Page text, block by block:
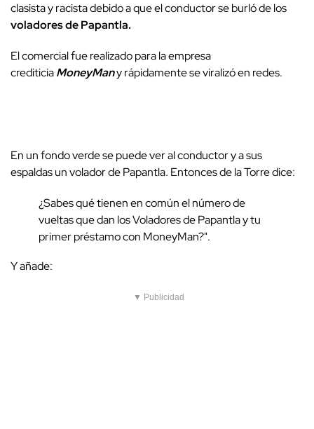
clasista y racista debido a que el conductor se burló de los
voladores de Papantla.
El comercial fue realizado para la empresa
crediticiaMoneyMany rápidamente se viralizó en redes.
En un fondo verde se puede ver al conductor y a sus
espaldas un volador de Papantla. Entonces de la Torre dice:
¿Sabes qué tienen en común el número de
vueltas que dan los Voladores de Papantla y tu
primer préstamo con MoneyMan?".
Y añade:
▼ Publicidad